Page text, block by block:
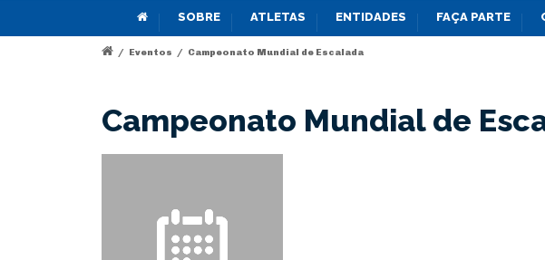
SOBRE ATLETAS ENTIDADES FAÇA PARTE
/ Eventos / Campeonato Mundial de Escalada
Campeonato Mundial de